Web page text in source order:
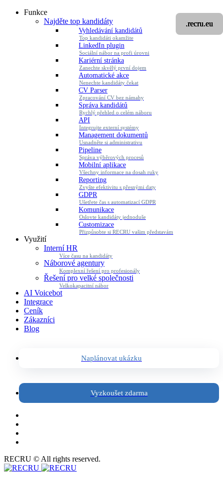
Funkce
Najděte top kandidáty
Vyhledávání kandidátů
Top kandidáti okamžite
LinkedIn plugin
Sociální nábor na profi úrovni
Kariérní stránka
Zanechte skvělý první dojem
Automatické akce
Nenechte kandidáty čekat
CV Parser
Zpracování CV bez námahy
Správa kandidátů
Rychlý přehled o celém náboru
API
Integrujte externí systémy
Management dokumentů
Usnadněte si administrativu
Pipeline
Správa výběrových procesů
Mobilní aplikace
Všechny informace na dosah ruky
Reporting
Zvyšte efektivitu s přesnými daty
GDPR
Ušetřete čas s automatizací GDPR
Komunikace
Oslovte kandidáty jednoduše
Customizace
Přizpůsobte si RECRU vašim představám
Využití
Interní HR
Více času na kandidáty
Náborové agentury
Komplexní řešení pro profesionály
Řešení pro velké společnosti
Velkokapacitní nábor
AI Voicebot
Integrace
Ceník
Zákazníci
Blog
Naplánovat ukázku
Vyzkoušet zdarma
RECRU © All rights reserved.
.recru.eu
.recru.eu
.recru.eu
.recru.eu